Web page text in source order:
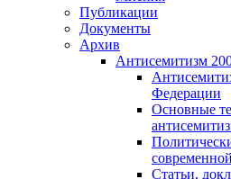
Публикации
Документы
Архив
Антисемитизм
Федерации
Основные
Статьи,